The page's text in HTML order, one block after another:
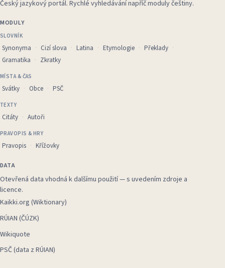
Český jazykový portál. Rychlé vyhledávání napříč moduly češtiny.
MODULY
SLOVNÍK
Synonyma Cizí slova Latina Etymologie
Překlady
Gramatika
Zkratky
MÍSTA & ČAS
Svátky Obce PSČ
TEXTY
Citáty Autoři
PRAVOPIS & HRY
Pravopis Křížovky
DATA
Otevřená data vhodná k dalšímu použití — s uvedením zdroje a
licence.
Kaikki.org (Wiktionary)
RÚIAN (ČÚZK)
Wikiquote
PSČ (data z RÚIAN)